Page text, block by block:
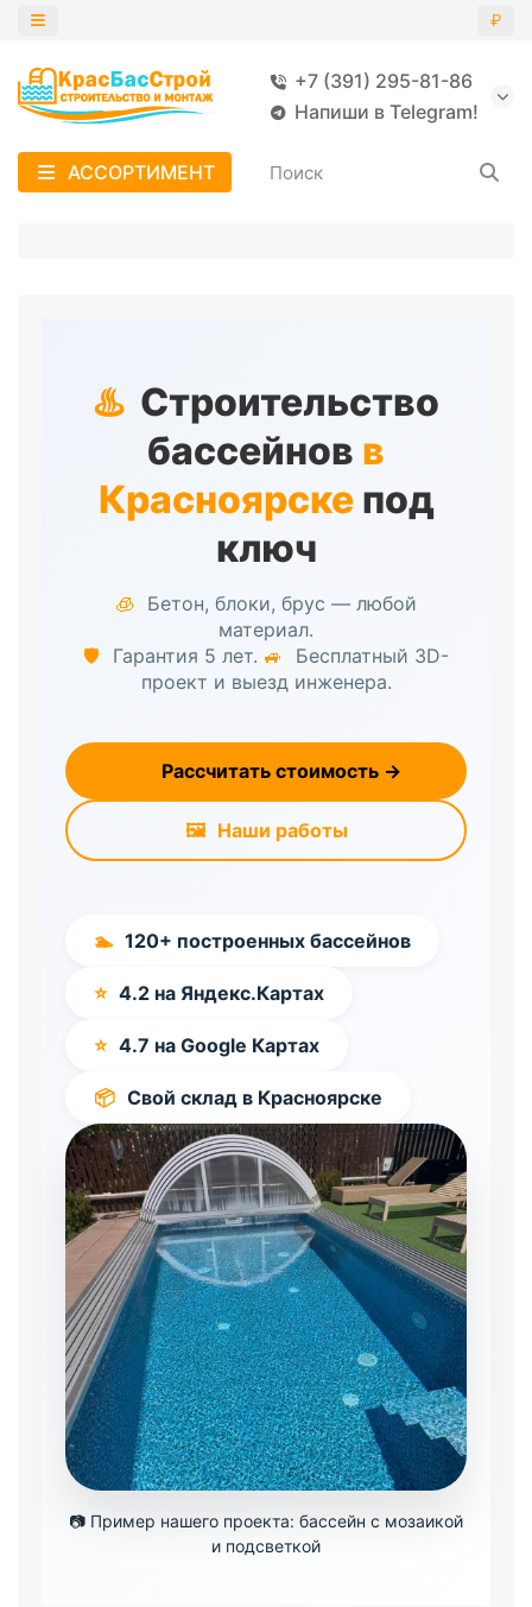
₽
+7 (391) 295-81-86
Напиши в Telegram!
Назад
БЕТОННЫХ БАССЕЙНОВ
АССОРТИМЕНТ
♨️ Строительство
бассейнов в
Красноярскепод
ключ
🧊
Бетон, блоки, брус — любой
материал.
🛡️
Гарантия 5 лет. 🚙
Бесплатный 3D-
проект и выезд инженера.
Рассчитать стоимость →
🖼️ Наши работы
🏊 120+ построенных бассейнов
⭐ 4.2 на Яндекс.Картах
⭐ 4.7 на Google Картах
📦 Свой склад в Красноярске
📷 Пример нашего проекта: бассейн с мозаикой
и подсветкой